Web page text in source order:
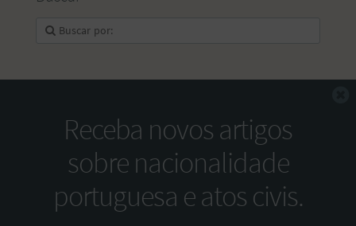
Receba novos artigos
sobre nacionalidade
portuguesa e atos civis.